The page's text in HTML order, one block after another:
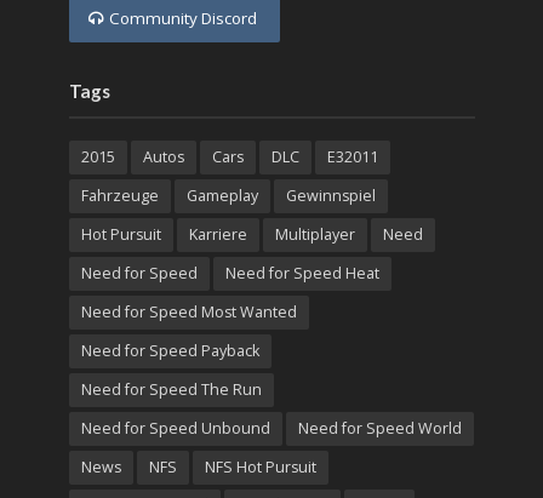
Community Discord
Tags
2015 Autos Cars DLC
E32011
Fahrzeuge
Gameplay
Gewinnspiel
Hot Pursuit
Karriere Multiplayer
Need
Need for Speed
Need for Speed Heat
Need for Speed Most Wanted
Need for Speed Payback
Need for Speed The Run
Need for Speed Unbound
Need for Speed World
News
NFS
NFS Hot Pursuit